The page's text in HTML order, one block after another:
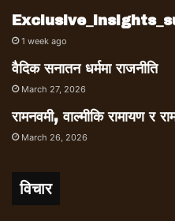
1 week ago
वैदिक सनातन धर्ममा राजनीति
March 27, 2026
रामनवमी, वाल्मीकि रामायण र
March 26, 2026
विचार